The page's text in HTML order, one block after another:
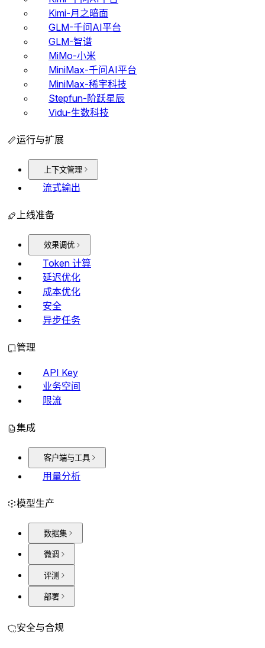
Kimi-月之暗面
GLM-千问AI平台
GLM-智谱
MiMo-小米
MiniMax-千问AI平台
MiniMax-稀宇科技
Stepfun-阶跃星辰
Vidu-生数科技
运行与扩展
上下文管理
流式输出
上线准备
效果调优
Token 计算
延迟优化
成本优化
安全
异步任务
管理
API Key
业务空间
限流
集成
客户端与工具
用量分析
模型生产
数据集
微调
评测
部署
安全与合规